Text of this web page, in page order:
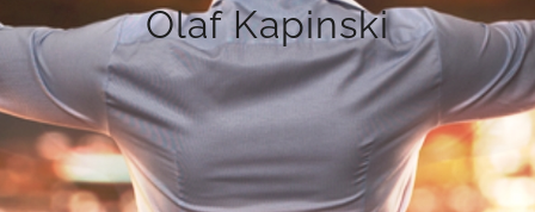
Olaf Kapinski